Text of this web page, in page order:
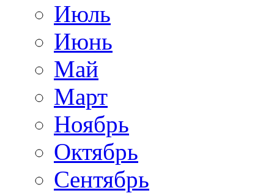
Июль
Июнь
Май
Март
Ноябрь
Октябрь
Сентябрь